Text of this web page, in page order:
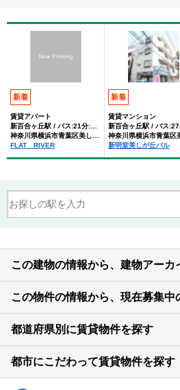
新着
賃貸アパート
FLAT RIVER
新着
賃貸マンション
新明堂美しが丘パル
この建物の情報から、建物アーカ
この物件の情報から、現在募集中
都道府県別に賃貸物件を探す
都市にこだわって賃貸物件を探す